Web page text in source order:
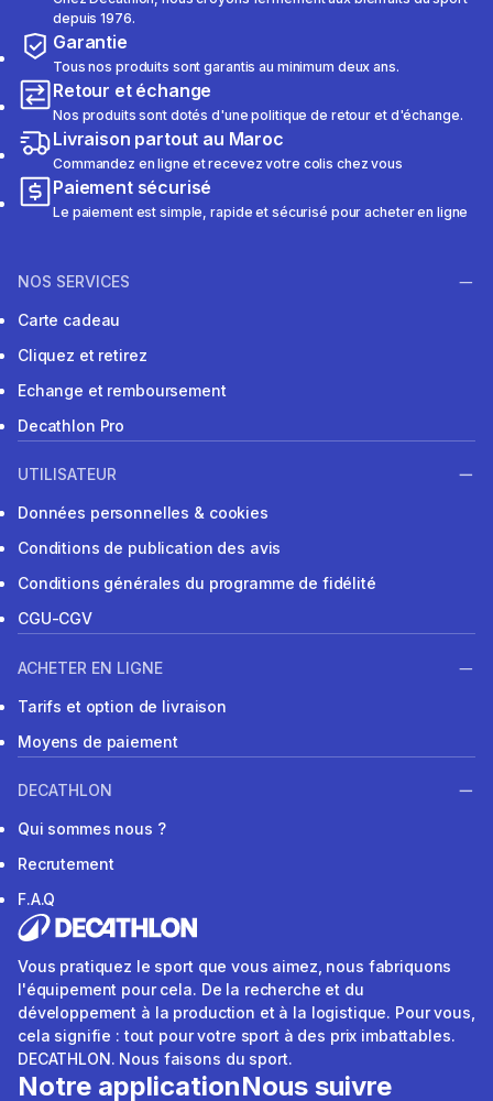
depuis 1976.
Garantie
Tous nos produits sont garantis au minimum deux ans.
Retour et échange
Nos produits sont dotés d'une politique de retour et d'échange.
Livraison partout au Maroc
Commandez en ligne et recevez votre colis chez vous
Paiement sécurisé
Le paiement est simple, rapide et sécurisé pour acheter en ligne
NOS SERVICES
Carte cadeau
Cliquez et retirez
Echange et remboursement
Decathlon Pro
UTILISATEUR
Données personnelles & cookies
Conditions de publication des avis
Conditions générales du programme de fidélité
CGU-CGV
ACHETER EN LIGNE
Tarifs et option de livraison
Moyens de paiement
DECATHLON
Qui sommes nous ?
Recrutement
F.A.Q
Vous pratiquez le sport que vous aimez, nous fabriquons
l'équipement pour cela. De la recherche et du
développement à la production et à la logistique. Pour vous,
cela signifie : tout pour votre sport à des prix imbattables.
DECATHLON. Nous faisons du sport.
Notre applicationNous suivre